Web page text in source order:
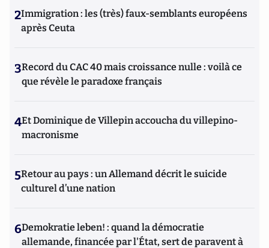
2Immigration : les (très) faux-semblants européens
après Ceuta
3Record du CAC 40 mais croissance nulle : voilà ce
que révèle le paradoxe français
4Et Dominique de Villepin accoucha du villepino-
macronisme
5Retour au pays : un Allemand décrit le suicide
culturel d’une nation
6Demokratie leben! : quand la démocratie
allemande, financée par l'État, sert de paravent à